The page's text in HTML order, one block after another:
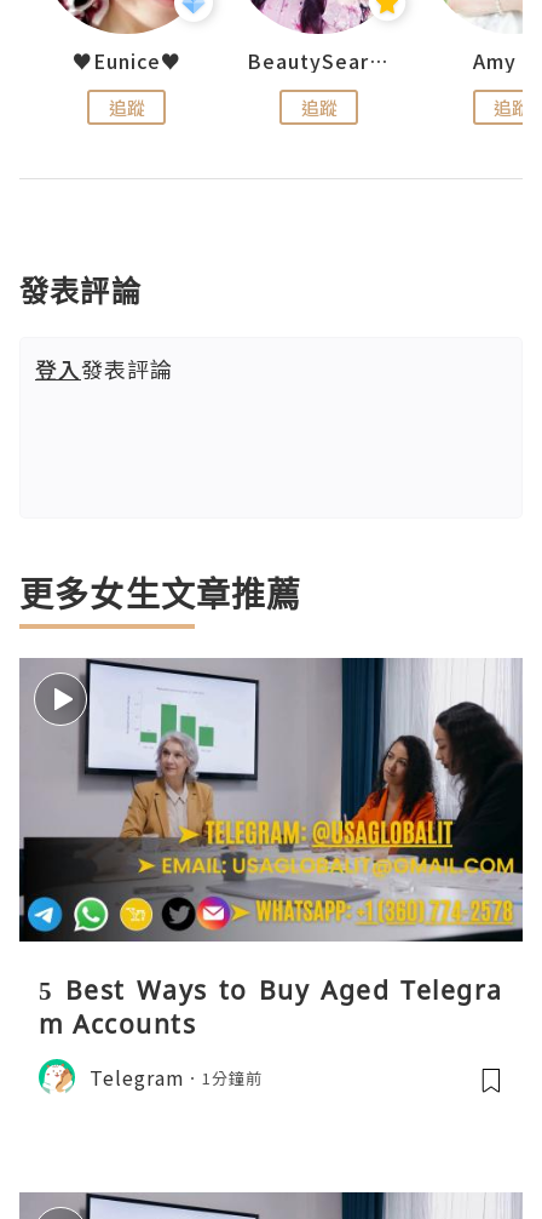
♥Eunice♥
追蹤
BeautySearch
追蹤
Amy
追蹤
發表評論
登入發表評論
更多女生文章推薦
5 Best Ways to Buy Aged Telegra
m Accounts
Telegram 1分鐘前